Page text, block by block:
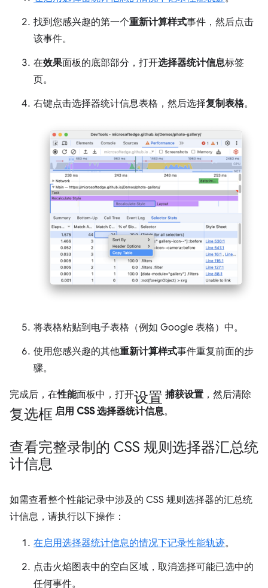
找到您感兴趣的第一个重新计算样式事件，然后点击
该事件。
在效果面板的底部部分，打开选择器统计信息标签
页。
右键点击选择器统计信息表格，然后选择复制表格。
将表格粘贴到电子表格（例如 Google 表格）中。
使用您感兴趣的其他重新计算样式事件重复前面的步
骤。
完成后，在性能面板中，打开设置 捕获设置 ，然后清除
复选框 启用 CSS 选择器统计信息。
查看完整录制的 CSS 规则选择器汇总统
计信息
如需查看整个性能记录中涉及的 CSS 规则选择器的汇总统
计信息，请执行以下操作：
在启用选择器统计信息的情况下记录性能轨迹。
点击火焰图表中的空白区域，取消选择可能已选中的
任何事件。